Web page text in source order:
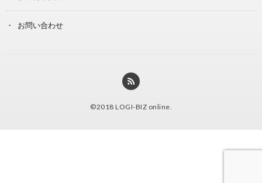
お問い合わせ
©2018 LOGI-BIZ online